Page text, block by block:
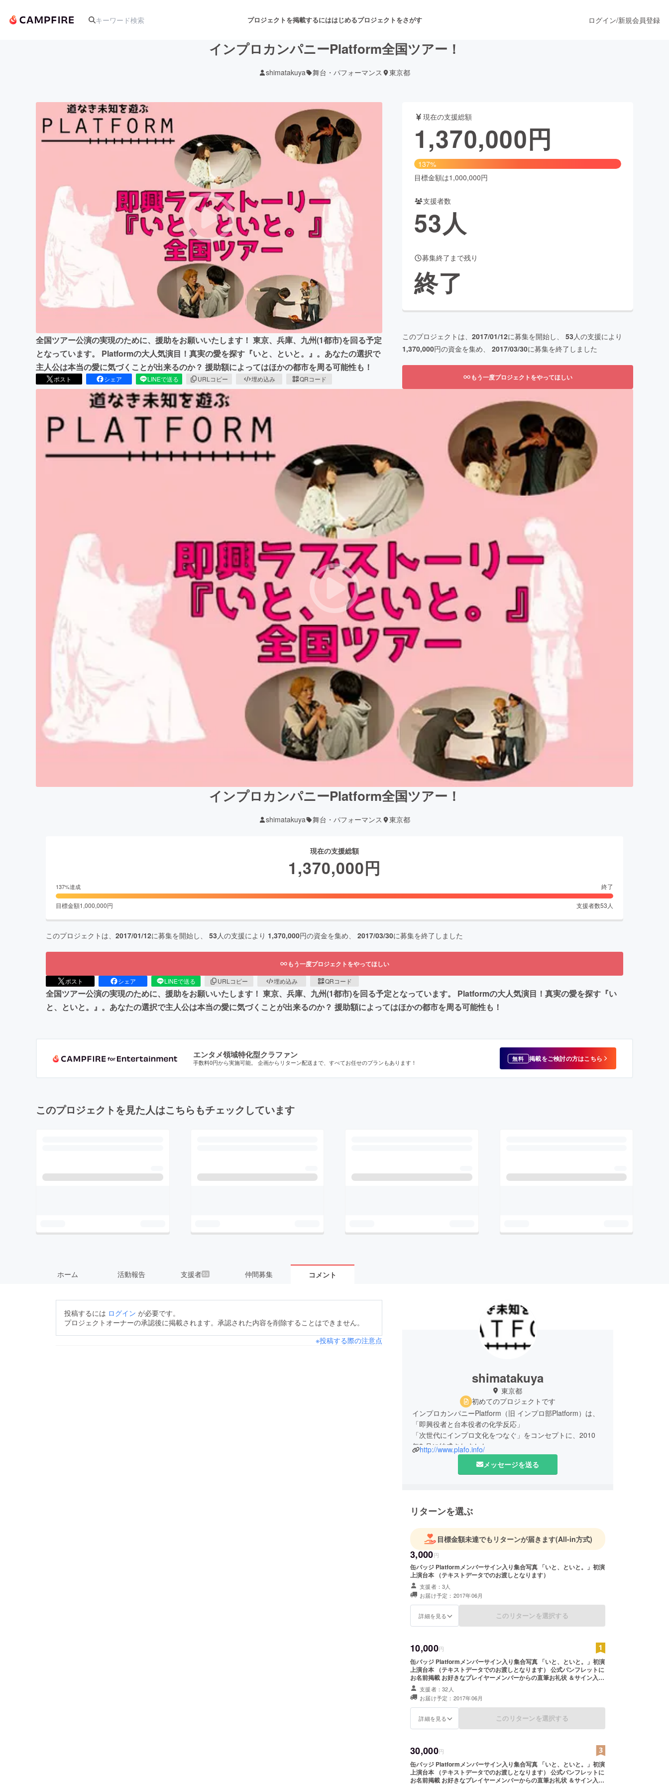
プロジェクトを掲載するにははじめるプロジェクトをさがす
アート・写真 舞台・パフォーマンス
テクノロジー・ガジェット ゲーム・サービス開発 ファッション
書籍・雑誌出版
ビジネス・起業 チャレンジ ビューティー・ヘルスケア
まちづくり・地域活性化
CAMPFIREふるさと納税
ログイン/新規会員登録
インプロカンパニーPlatform全国ツアー！
shimatakuya 舞台・パフォーマンス 東京都
全国ツアー公演の実現のために、援助をお願いいたします！ 東京、兵庫、九州(1都市)を回る予定
となっています。 Platformの大人気演目！真実の愛を探す『いと、といと。』。あなたの選択で
主人公は本当の愛に気づくことが出来るのか？ 援助額によってはほかの都市を周る可能性も！
ポスト シェア LINEで送る URLコピー 埋め込み QRコード
現在の支援総額
1,370,000円
137%
目標金額は1,000,000円
支援者数
53人
募集終了まで残り
終了
このプロジェクトは、 2017/01/12に募集を開始し、 53人の支援により
1,370,000円の資金を集め、 2017/03/30に募集を終了しました
もう一度プロジェクトをやってほしい
インプロカンパニーPlatform全国ツアー！
shimatakuya 舞台・パフォーマンス 東京都
現在の支援総額
1,370,000円
137%達成 終了
目標金額1,000,000円 支援者数53 人
このプロジェクトは、 2017/01/12に募集を開始し、 53人の支援により 1,370,000円の資金を集め、 2017/03/30に募集を終了しました
もう一度プロジェクトをやってほしい
ポスト シェア LINEで送る URLコピー 埋め込み QRコード
全国ツアー公演の実現のために、援助をお願いいたします！ 東京、兵庫、九州(1都市)を回る予定となっています。 Platformの大人気演目！真実の愛を探す『い
と、といと。』。あなたの選択で主人公は本当の愛に気づくことが出来るのか？ 援助額によってはほかの都市を周る可能性も！
エンタメ領域特化型クラファン
手数料0円から実施可能。 企画からリターン配送まで、すべてお任せのプランもあります！ 無料 掲載をご検討の方はこちら
このプロジェクトを見た人はこちらもチェックしています
ホーム 活動報告 支援者53 仲間募集 コメント
投稿するには ログイン が必要です。
プロジェクトオーナーの承認後に掲載されます。承認された内容を削除することはできません。
※投稿する際の注意点
shimatakuya
東京都
初めてのプロジェクトです
インプロカンパニーPlatform（旧 インプロ部Platform）は、
「即興役者と台本役者の化学反応」
「次世代にインプロ文化をつなぐ」をコンセプトに、2010
年8 月に結成されました。
「What comes next? = 次、どうなるんだろう？」を使命と
し、関わる全ての人の人生にワクワクを提供し続ける事を目
集にインタビューが掲載されました。
http://www.plafo.info/
メッセージを送る
リターンを選ぶ
目標金額未達でもリターンが届きます(All-in方式)
3,000円
缶バッジ Platformメンバーサイン入り集合写真 「いと、といと。」初演
上演台本 （テキストデータでのお渡しとなります）
支援者：3人
お届け予定：2017年06月
詳細を見る このリターンを選択する
10,000円
缶バッジ Platformメンバーサイン入り集合写真 「いと、といと。」初演
上演台本 （テキストデータでのお渡しとなります） 公式パンフレットに
お名前掲載 お好きなプレイヤーメンバーからの直筆お礼状 ＆サイン入り
ブロマイド 本公演未公開回DVD 1枚 （いとといと・正義のみかた・そ
の探偵の名から1枚お選びください） ※定点カメラからの粗めの画質とな
ります
支援者：32人
お届け予定：2017年06月
詳細を見る このリターンを選択する
30,000円
缶バッジ Platformメンバーサイン入り集合写真 「いと、といと。」初演
上演台本 （テキストデータでのお渡しとなります） 公式パンフレットに
お名前掲載 お好きなプレイヤーメンバーからの直筆お礼状 ＆サイン入り